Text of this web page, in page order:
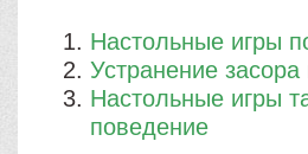
Настольные игры
Устранение
Настольные игры
поведение